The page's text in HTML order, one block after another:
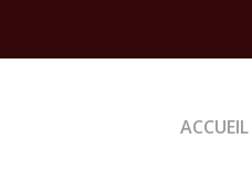
ACCUEIL